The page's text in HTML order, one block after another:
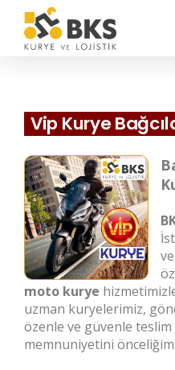
Hızlı
Vip Kurye
moto kurye
uzman kuryelerimiz,
özenle ve güvenle
memnuniyetini